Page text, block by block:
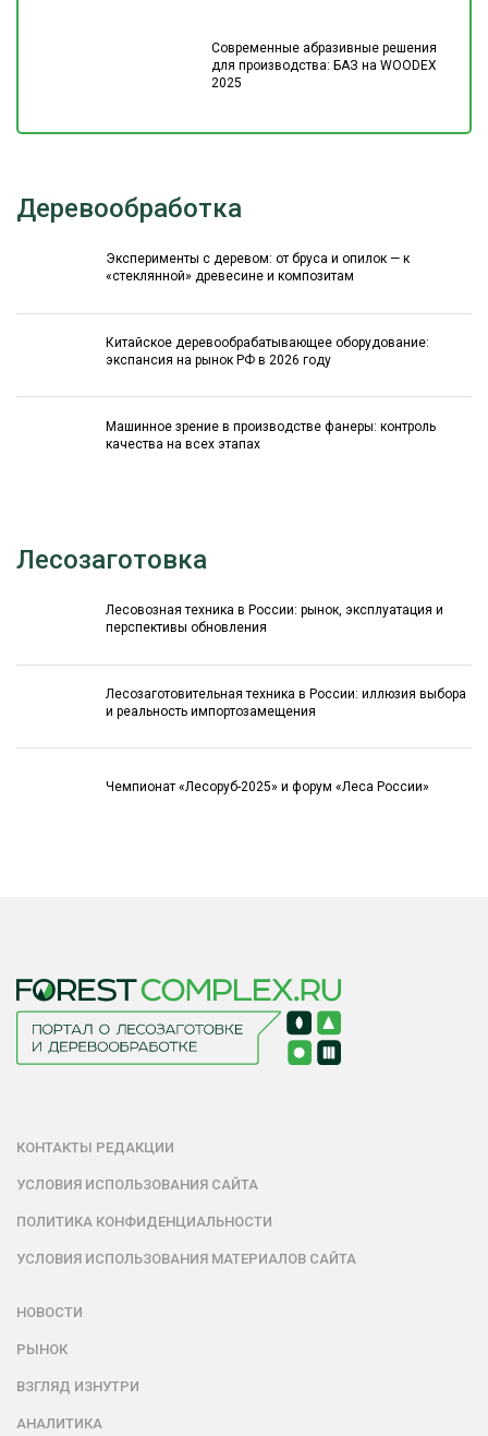
Современные абразивные решения
для производства: БАЗ на WOODEX
2025
Деревообработка
Эксперименты с деревом: от бруса и опилок — к
«стеклянной» древесине и композитам
Китайское деревообрабатывающее оборудование:
экспансия на рынок РФ в 2026 году
Машинное зрение в производстве фанеры: контроль
качества на всех этапах
Лесозаготовка
Лесовозная техника в России: рынок, эксплуатация и
перспективы обновления
Лесозаготовительная техника в России: иллюзия выбора
и реальность импортозамещения
Чемпионат «Лесоруб-2025» и форум «Леса России»
КОНТАКТЫ РЕДАКЦИИ
УСЛОВИЯ ИСПОЛЬЗОВАНИЯ САЙТА
ПОЛИТИКА КОНФИДЕНЦИАЛЬНОСТИ
УСЛОВИЯ ИСПОЛЬЗОВАНИЯ МАТЕРИАЛОВ САЙТА
НОВОСТИ
РЫНОК
ВЗГЛЯД ИЗНУТРИ
АНАЛИТИКА